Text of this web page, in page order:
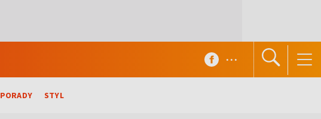
PORADY STYL
...